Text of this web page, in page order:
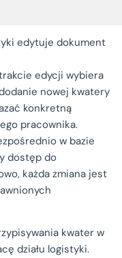
edytuje dokument
edycji wybiera
nowej kwatery
konkretną
pracownika.
w bazie
dostęp do
każda zmiana jest
kwater w
działu logistyki.